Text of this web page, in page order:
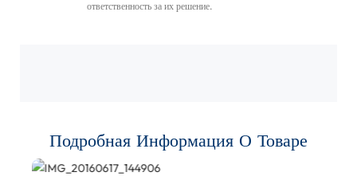
ответственность за их решение.
Подробная Информация О Товаре